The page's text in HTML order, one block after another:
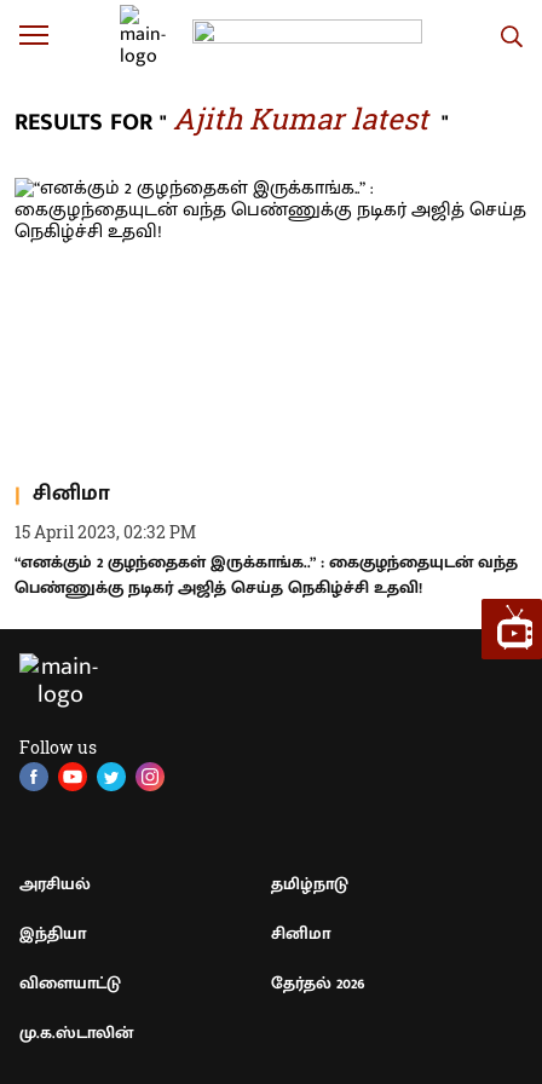
RESULTS FOR "Ajith Kumar latest "
சினிமா
15 April 2023, 02:32 PM
“எனக்கும் 2 குழந்தைகள் இருக்காங்க..” : கைகுழந்தையுடன் வந்த
பெண்ணுக்கு நடிகர் அஜித் செய்த நெகிழ்ச்சி உதவி!
Follow us
அரசியல்
தமிழ்நாடு
இந்தியா
சினிமா
விளையாட்டு
தேர்தல் 2026
மு.க.ஸ்டாலின்